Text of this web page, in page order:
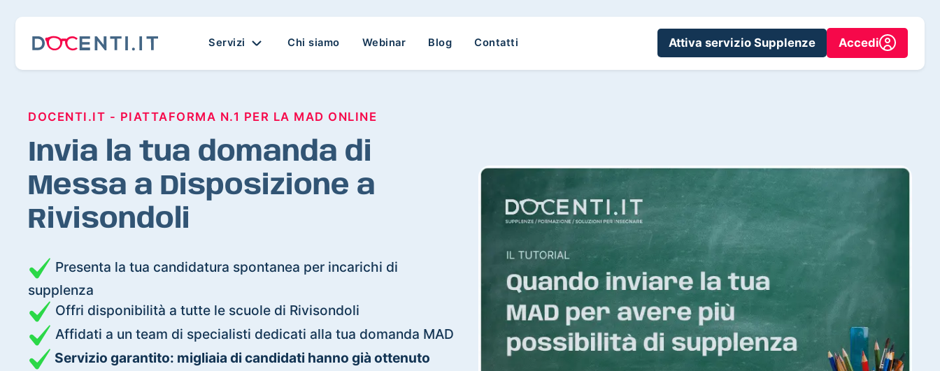
Servizi Chi siamo Webinar Blog Contatti Attiva servizio Supplenze Accedi
DOCENTI.IT - PIATTAFORMA N.1 PER LA MAD ONLINE
Invia la tua domanda di
Messa a Disposizione a
Rivisondoli
Presenta la tua candidatura spontanea per incarichi di
supplenza
Offri disponibilità a tutte le scuole di Rivisondoli
Affidati a un team di specialisti dedicati alla tua domanda MAD
Servizio garantito: migliaia di candidati hanno già ottenuto